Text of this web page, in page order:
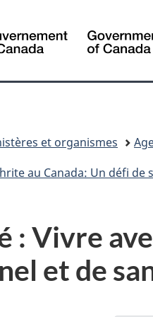
et organismes
au Canada: Un défi
: Vivre
et de